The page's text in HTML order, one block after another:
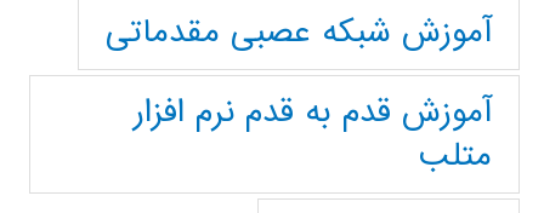
آموزش شبکه عصبی مقدماتی
آموزش قدم به قدم نرم افزار
متلب